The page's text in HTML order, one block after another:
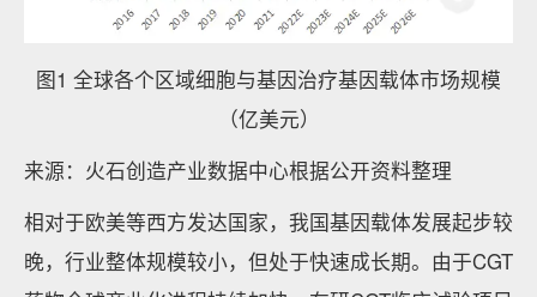
图1 全球各个区域细胞与基因治疗基因载体市场规模
（亿美元）
来源：火石创造产业数据中心根据公开资料整理
相对于欧美等西方发达国家，我国基因载体发展起步较
晚，行业整体规模较小，但处于快速成长期。由于CGT